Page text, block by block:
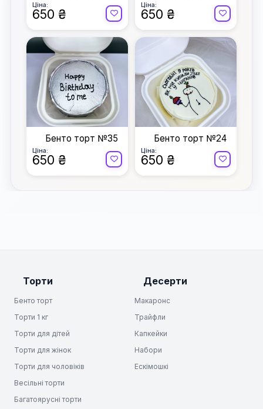
Ціна:
650 ₴
Ціна:
650 ₴
Бенто торт №35
Ціна:
650 ₴
Бенто торт №24
Ціна:
650 ₴
Торти
Бенто торт
Торти 1 кг
Торти для дітей
Торти для жінок
Торти для чоловіків
Весільні торти
Багатоярусні торти
Десерти
Макаронс
Трайфли
Капкейки
Набори
Ескімошкі